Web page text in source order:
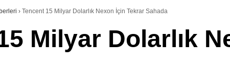
› Tencent 15 Milyar Dolarlık Nexon İçin Tekrar Sahada
Milyar Dolarlık